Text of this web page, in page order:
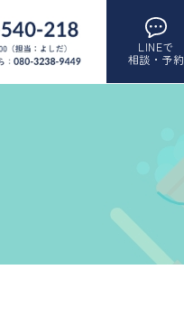
LINEで
相談・予約